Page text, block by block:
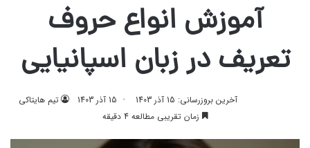
آموزش انواع حروف
تعریف در زبان اسپانیایی
تیم هایتاکی 15 آذر 1403
آخرین بروزرسانی: 15 آذر 1403
زمان تقریبی مطالعه 4 دقیقه